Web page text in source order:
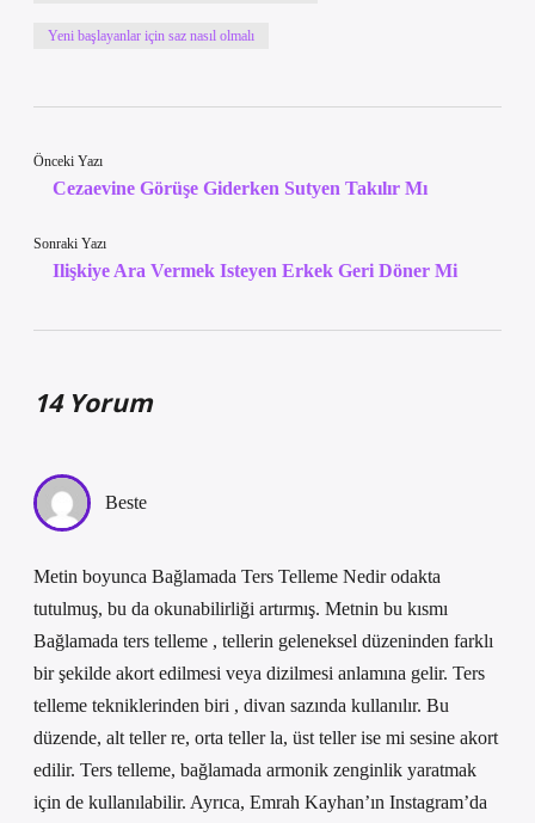
Yeni başlayanlar için saz nasıl olmalı
Önceki Yazı
Cezaevine Görüşe Giderken Sutyen Takılır Mı
Sonraki Yazı
Ilişkiye Ara Vermek Isteyen Erkek Geri Döner Mi
14 Yorum
Beste
Metin boyunca Bağlamada Ters Telleme Nedir odakta
tutulmuş, bu da okunabilirliği artırmış. Metnin bu kısmı
Bağlamada ters telleme , tellerin geleneksel düzeninden farklı
bir şekilde akort edilmesi veya dizilmesi anlamına gelir. Ters
telleme tekniklerinden biri , divan sazında kullanılır. Bu
düzende, alt teller re, orta teller la, üst teller ise mi sesine akort
edilir. Ters telleme, bağlamada armonik zenginlik yaratmak
için de kullanılabilir. Ayrıca, Emrah Kayhan’ın Instagram’da